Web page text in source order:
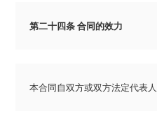
第二十四条 合同的效力
本合同自双方或双方法定代表